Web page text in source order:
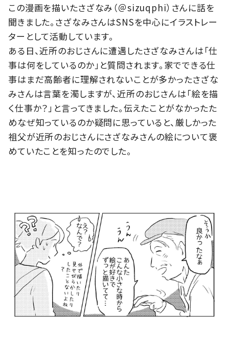
この漫画を描いたさざなみ（＠sizuqphi）さんに話を
聞きました。さざなみさんはSNSを中心にイラストレー
ターとして活動しています。
ある日、近所のおじさんに遭遇したさざなみさんは「仕
事は何をしているのか」と質問されます。家でできる仕
事はまだ高齢者に理解されないことが多かったさざな
みさんは言葉を濁しますが、近所のおじさんは「絵を描
く仕事か？」と言ってきました。伝えたことがなかったた
めなぜ知っているのか疑問に思っていると、厳しかった
祖父が近所のおじさんにさざなみさんの絵について褒
めていたことを知ったのでした。